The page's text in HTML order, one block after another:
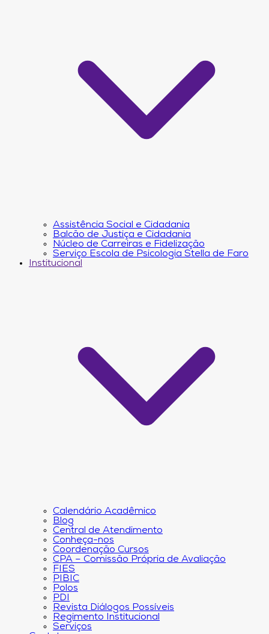
Assistência Social e Cidadania
Balcão de Justiça e Cidadania
Núcleo de Carreiras e Fidelização
Serviço Escola de Psicologia Stella de Faro
Institucional
Calendário Acadêmico
Blog
Central de Atendimento
Conheça-nos
Coordenação Cursos
CPA – Comissão Própria de Avaliação
FIES
PIBIC
Polos
PDI
Revista Diálogos Possíveis
Regimento Institucional
Serviços